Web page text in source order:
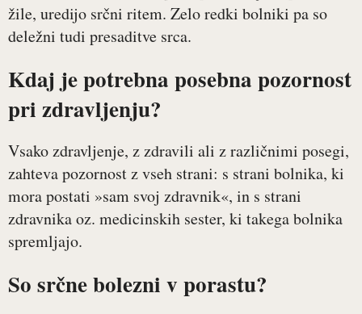
žile, uredijo srčni ritem. Zelo redki bolniki pa so
deležni tudi presaditve srca.
Kdaj je potrebna posebna pozornost
pri zdravljenju?
Vsako zdravljenje, z zdravili ali z različnimi posegi,
zahteva pozornost z vseh strani: s strani bolnika, ki
mora postati »sam svoj zdravnik«, in s strani
zdravnika oz. medicinskih sester, ki takega bolnika
spremljajo.
So srčne bolezni v porastu?